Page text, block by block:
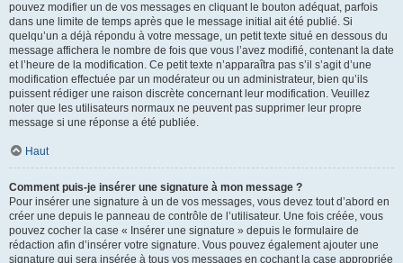
pouvez modifier un de vos messages en cliquant le bouton adéquat, parfois
dans une limite de temps après que le message initial ait été publié. Si
quelqu’un a déjà répondu à votre message, un petit texte situé en dessous du
message affichera le nombre de fois que vous l’avez modifié, contenant la date
et l’heure de la modification. Ce petit texte n’apparaîtra pas s’il s’agit d’une
modification effectuée par un modérateur ou un administrateur, bien qu’ils
puissent rédiger une raison discrète concernant leur modification. Veuillez
noter que les utilisateurs normaux ne peuvent pas supprimer leur propre
message si une réponse a été publiée.
Haut
Comment puis-je insérer une signature à mon message ?
Pour insérer une signature à un de vos messages, vous devez tout d’abord en
créer une depuis le panneau de contrôle de l’utilisateur. Une fois créée, vous
pouvez cocher la case « Insérer une signature » depuis le formulaire de
rédaction afin d’insérer votre signature. Vous pouvez également ajouter une
signature qui sera insérée à tous vos messages en cochant la case appropriée